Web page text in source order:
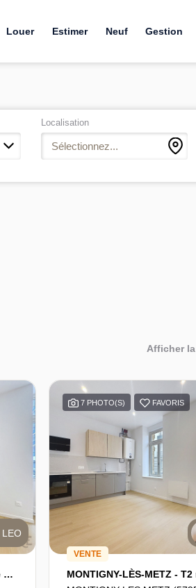
Louer Estimer Neuf Gestion
Localisation
Sélectionnez...
Afficher
LEO
MONTIGNY-LÈS-METZ - Superbe 3 pièces réhabilité avec balcon
7 PHOTO(S) FAVORIS
VENTE